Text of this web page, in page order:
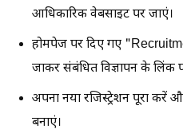
आधिकारिक वेबसाइट पर जाएं।
होमपेज पर दिए गए
जाकर संबंधित विज्ञापन के लिंक
अपना नया रजिस्ट्रेशन पूरा करें
बनाएं।